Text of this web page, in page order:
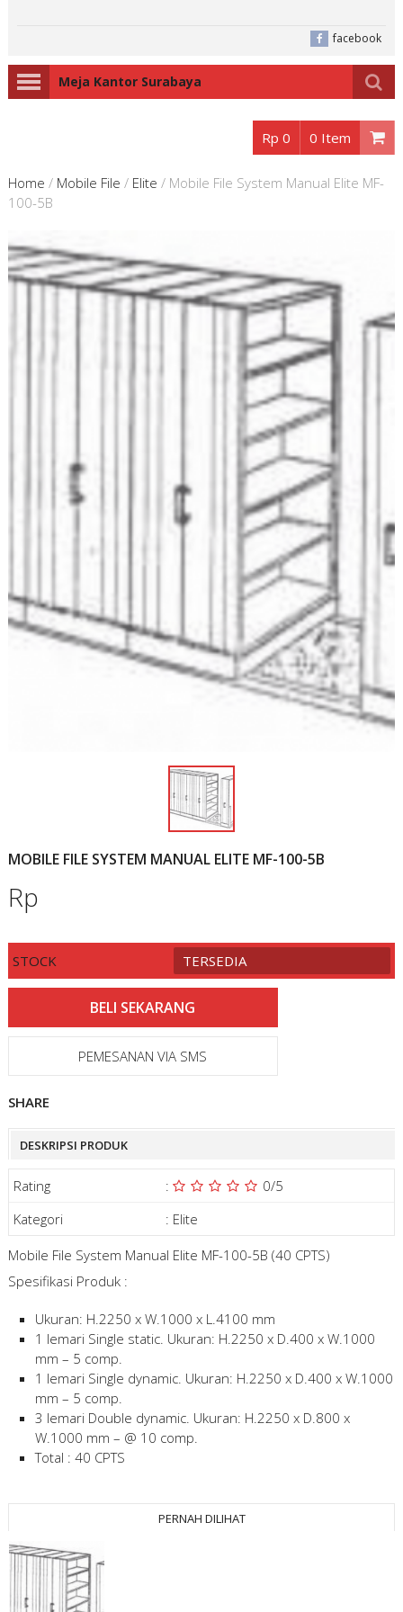
facebook
Meja Kantor Surabaya
Rp 0 0 Item
Home / Mobile File / Elite / Mobile File System Manual Elite MF-
100-5B
MOBILE FILE SYSTEM MANUAL ELITE MF-100-5B
Rp
STOCK TERSEDIA
PEMESANAN VIA SMS
SHARE
DESKRIPSI PRODUK
Rating : 0/5
Kategori
: Elite
Mobile File System Manual Elite MF-100-5B (40 CPTS)
Spesifikasi Produk :
Ukuran: H.2250 x W.1000 x L.4100 mm
1 lemari Single static. Ukuran: H.2250 x D.400 x W.1000
mm – 5 comp.
1 lemari Single dynamic. Ukuran: H.2250 x D.400 x W.1000
mm – 5 comp.
3 lemari Double dynamic. Ukuran: H.2250 x D.800 x
W.1000 mm – @ 10 comp.
Total : 40 CPTS
PERNAH DILIHAT